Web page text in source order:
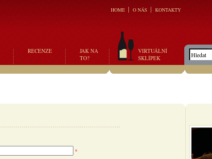
HOME O NÁS KONTAKTY
RECENZE
JAK NA
TO?
VIRTUÁLNÍ
SKLÍPEK
*